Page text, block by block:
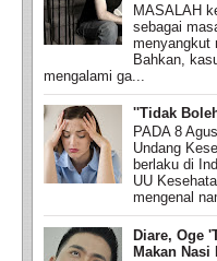
MASALAH
sebagai
menyangkut
Bahkan,
mengalami ga...
''Tidak
PADA 8
Undang
berlaku di
UU
mengenal
Diare, Oge
Makan Nasi